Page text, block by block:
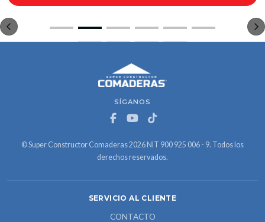
SÍGANOS
© Super Constructor Comaderas 2026 NIT 900 925 006 - 9. Todos los
derechos reservados.
SERVICIO AL CLIENTE
CONTACTO